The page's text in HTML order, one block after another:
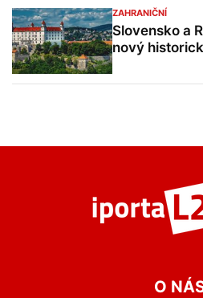
ZAHRANIČNÍ
Slovensko a
nový
O